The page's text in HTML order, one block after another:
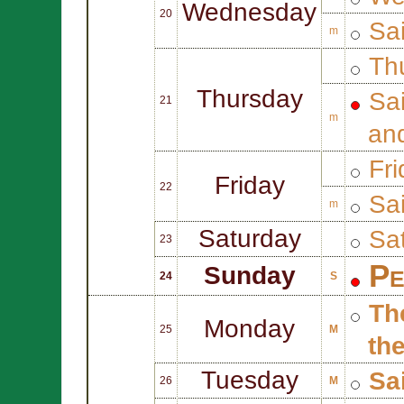
20 Wednesday
m
21 Thursday
m
22 Friday
m
23 Saturday
24 Sunday S
25 Monday M
26 Tuesday M